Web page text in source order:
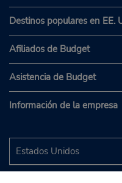
Destinos populares en EE.
Afiliados de Budget
Asistencia de Budget
Información de la empresa